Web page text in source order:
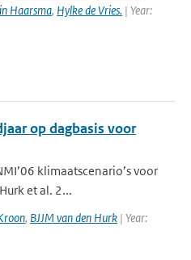
Haarsma, Hylke de Vries. | Year:
op dagbasis voor
klimaatscenario’s voor
et al. 2...
, BJJM van den Hurk | Year: